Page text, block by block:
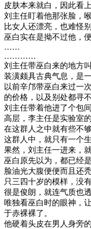
皮肤本来就白，因此看
刘主任盯着他那张脸，
比女人还漂亮，也难怪
巫白实在是拗不过他，
……
…………
刘主任带巫白来的地方
装潢颇具古典气息，是
以前辛邝带巫白来过一
的价格，以及别处都寻
刘主任带着他进了个包
高层，李主任是实验室
在这群人之中就有些不够
这群人中，就只有一个生
果然，刘主任一进来，
巫白原先以为，都已经
脸油光大腹便便而且还
只三四十岁的模样，没
很是俊朗，就连气质也
唯独看巫白时的眼神，
于赤裸裸了。
他硬着头皮在男人身旁